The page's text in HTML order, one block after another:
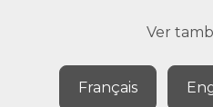
Ver
Français